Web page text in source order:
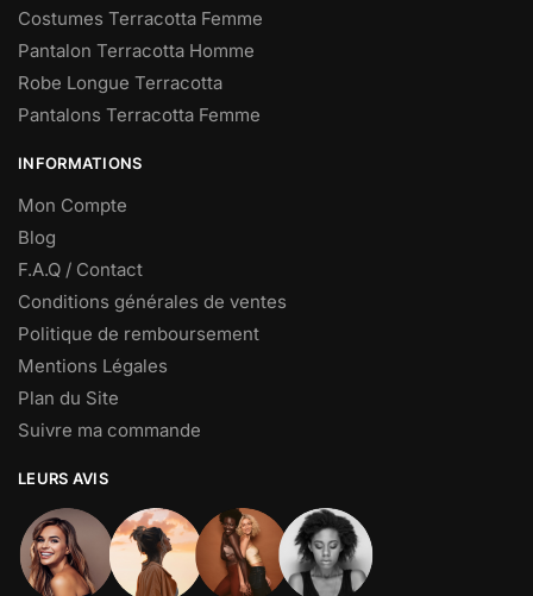
Costumes Terracotta Femme
Pantalon Terracotta Homme
Robe Longue Terracotta
Pantalons Terracotta Femme
INFORMATIONS
Mon Compte
Blog
F.A.Q / Contact
Conditions générales de ventes
Politique de remboursement
Mentions Légales
Plan du Site
Suivre ma commande
LEURS AVIS